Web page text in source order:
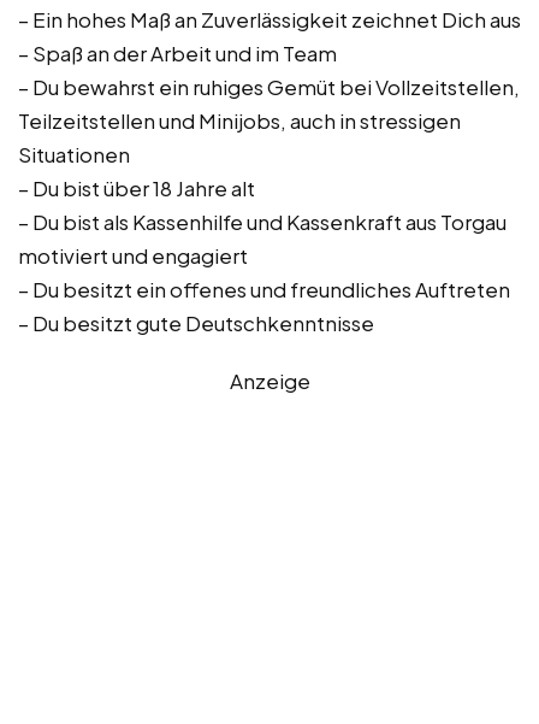
– Ein hohes Maß an Zuverlässigkeit zeichnet Dich aus
– Spaß an der Arbeit und im Team
– Du bewahrst ein ruhiges Gemüt bei Vollzeitstellen,
Teilzeitstellen und Minijobs, auch in stressigen
Situationen
– Du bist über 18 Jahre alt
– Du bist als Kassenhilfe und Kassenkraft aus Torgau
motiviert und engagiert
– Du besitzt ein offenes und freundliches Auftreten
– Du besitzt gute Deutschkenntnisse
Anzeige